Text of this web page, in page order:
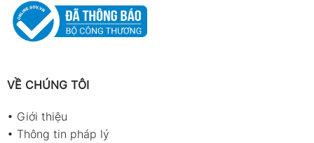
VỀ CHÚNG TÔI
• Giới thiệu
• Thông tin pháp lý